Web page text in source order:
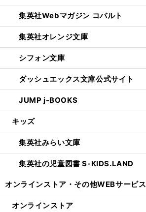
集英社Webマガジン コバルト
集英社オレンジ文庫
シフォン文庫
ダッシュエックス文庫公式サイト
JUMP j-BOOKS
キッズ
集英社みらい文庫
集英社の児童図書 S-KIDS.LAND
オンラインストア・ その他WEBサービス
オンラインストア